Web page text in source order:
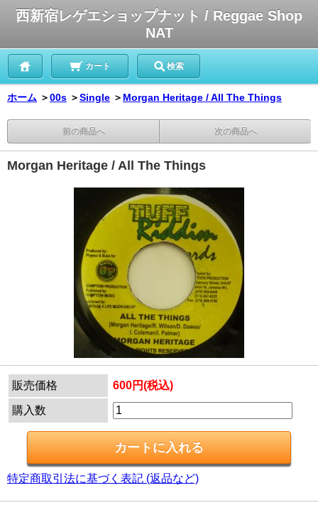
西新宿レゲエショップナット / Reggae Shop
NAT
カート 検索
ホーム ＞00s ＞Single ＞ Morgan Heritage / All The Things
前の商品へ 次の商品へ
Morgan Heritage / All The Things
販売価格 600円(税込)
購入数
特定商取引法に基づく表記 (返品など)